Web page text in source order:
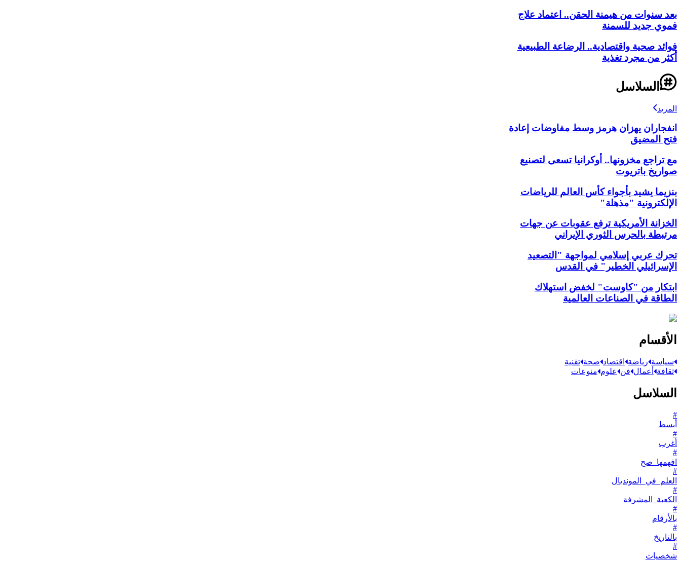
بعد سنوات من هيمنة الحقن.. اعتماد علاج
فموي جديد للسمنة
فوائد صحية واقتصادية.. الرضاعة الطبيعية
أكثر من مجرد تغذية
السلاسل
المزيد
انفجاران يهزان هرمز وسط مفاوضات إعادة
فتح المضيق
مع تراجع مخزونها.. أوكرانيا تسعى لتصنيع
صواريخ باتريوت
بنزيما يشيد بأجواء كأس العالم للرياضات
الإلكترونية "مذهلة"
الخزانة الأمريكية ترفع عقوبات عن جهات
مرتبطة بالحرس الثوري الإيراني
تحرك عربي إسلامي لمواجهة "التصعيد
الإسرائيلي الخطير" في القدس
ابتكار من "كاوست" لخفض استهلاك
الطاقة في الصناعات العالمية
الأقسام
سياسة رياضة اقتصاد صحة تقنية
ثقافة
أعمال فن علوم منوعات
السلاسل
#
أبسط
#
أغرب
#
افهمها_صح
#
العلم_في_المونديال
#
الكعبة_المشرفة
#
بالأرقام
#
بالتاريخ
#
شخصيات